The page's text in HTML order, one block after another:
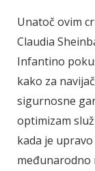
Unatoč ovim
Claudia
Infantino
kako za
sigurnosne
optimizam
kada je
međunarodno